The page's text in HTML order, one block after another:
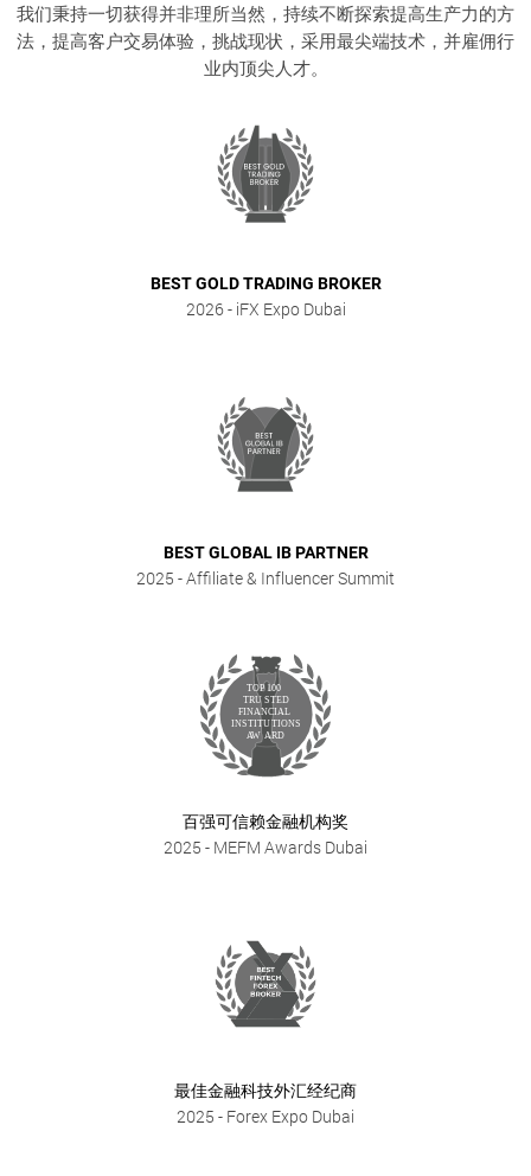
我们秉持一切获得并非理所当然，持续不断探索提高生产力的方
法，提高客户交易体验，挑战现状，采用最尖端技术，并雇佣行
业内顶尖人才。
BEST GOLD TRADING BROKER
2026- iFX Expo Dubai
BEST GLOBAL IB PARTNER
2025 - Affiliate & Influencer Summit
百强可信赖金融机构奖
2025 - MEFM Awards Dubai
最佳金融科技外汇经纪商
2025 - Forex Expo Dubai